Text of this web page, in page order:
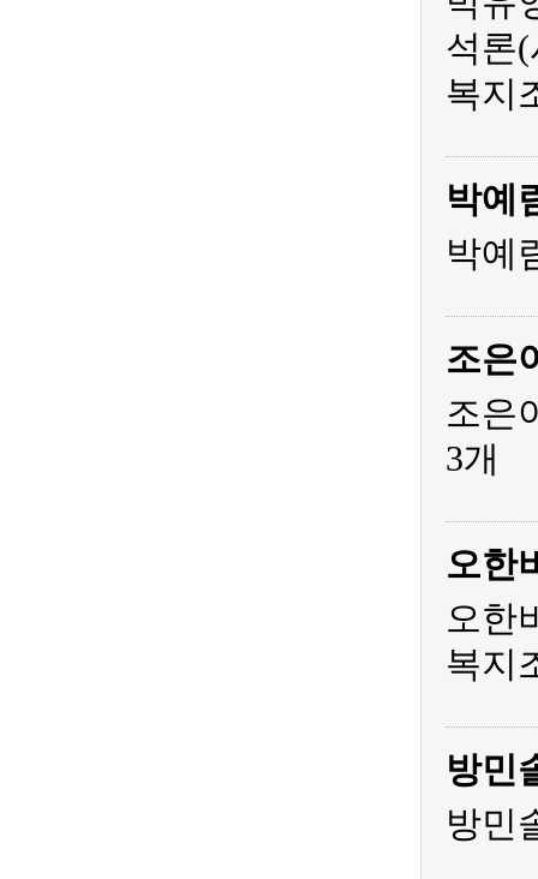
석론
복지
박예
박예
조은
조은
3개
오한
오한
복지
방민
방민